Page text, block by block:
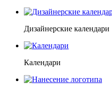
Дизайнерские календари
Календари